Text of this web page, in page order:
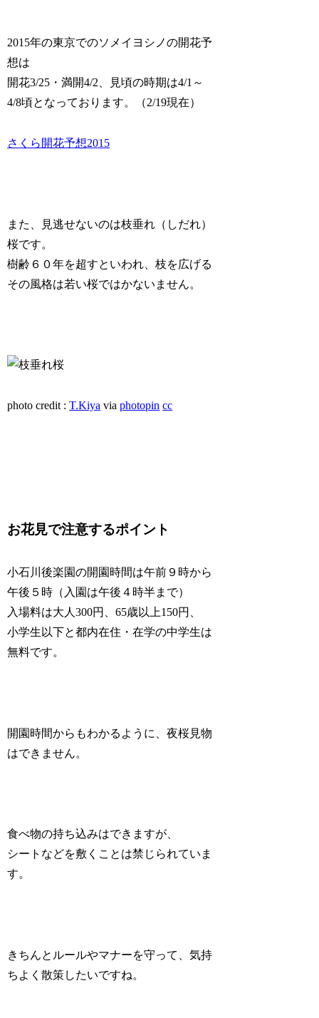
2015年の東京でのソメイヨシノの開花予
想は
開花3/25・満開4/2、見頃の時期は4/1～
4/8頃となっております。（2/19現在）
さくら開花予想2015
また、見逃せないのは枝垂れ（しだれ）
桜です。
樹齢６０年を超すといわれ、枝を広げる
その風格は若い桜ではかないません。
photo credit :T.Kiya viaphotopin cc
お花見で注意するポイント
小石川後楽園の開園時間は午前９時から
午後５時（入園は午後４時半まで）
入場料は大人300円、65歳以上150円、
小学生以下と都内在住・在学の中学生は
無料です。
開園時間からもわかるように、夜桜見物
はできません。
食べ物の持ち込みはできますが、
シートなどを敷くことは禁じられていま
す。
きちんとルールやマナーを守って、気持
ちよく散策したいですね。